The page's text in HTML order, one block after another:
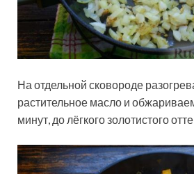
На отдельной сковороде
растительное масло и
минут, до лёгкого золотистого